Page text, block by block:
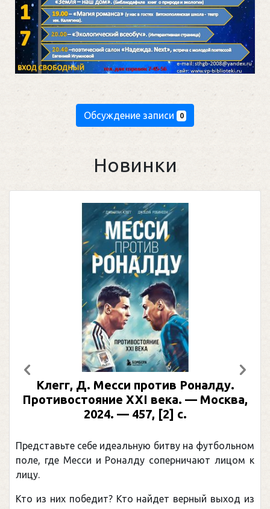
Обсуждение записи 0
Новинки
Клегг, Д. Месси против Роналду.
Противостояние XXI века. — Москва,
2024. — 457, [2] с.
Представьте себе идеальную битву на футбольном
поле, где Месси и Роналду соперничают лицом к
лицу.
Кто из них победит? Кто найдет верный выход из
Предыдущий